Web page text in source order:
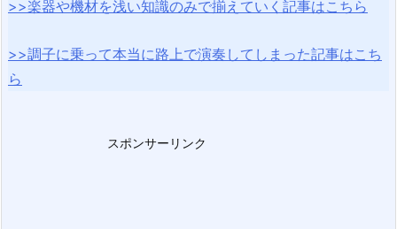
>>楽器や機材を浅い知識のみで揃えていく記事はこちら
>>調子に乗って本当に路上で演奏してしまった記事はこち
ら
スポンサーリンク